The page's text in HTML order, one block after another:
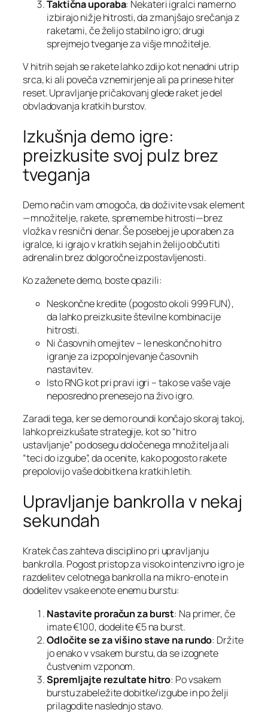
Taktična uporaba: Nekateri igralci namerno
izbirajo nižje hitrosti, da zmanjšajo srečanja z
raketami, če želijo stabilno igro; drugi
sprejmejo tveganje za višje množitelje.
V hitrih sejah se rakete lahko zdijo kot nenadni utrip
srca, ki ali poveča vznemirjenje ali pa prinese hiter
reset. Upravljanje pričakovanj glede raket je del
obvladovanja kratkih burstov.
Izkušnja demo igre:
preizkusite svoj pulz brez
tveganja
Demo način vam omogoča, da doživite vsak element
—množitelje, rakete, spremembe hitrosti—brez
vložka v resnični denar. Še posebej je uporaben za
igralce, ki igrajo v kratkih sejah in želijo občutiti
adrenalin brez dolgoročne izpostavljenosti.
Ko zaženete demo, boste opazili:
Neskončne kredite (pogosto okoli 999 FUN),
da lahko preizkusite številne kombinacije
hitrosti.
Ni časovnih omejitev – le neskončno hitro
igranje za izpopolnjevanje časovnih
nastavitev.
Isto RNG kot pri pravi igri – tako se vaše vaje
neposredno prenesejo na živo igro.
Zaradi tega, ker se demo roundi končajo skoraj takoj,
lahko preizkušate strategije, kot so “hitro
ustavljanje” po dosegu določenega množitelja ali
“teci do izgube”, da ocenite, kako pogosto rakete
prepolovijo vaše dobitke na kratkih letih.
Upravljanje bankrolla v nekaj
sekundah
Kratek čas zahteva disciplino pri upravljanju
bankrolla. Pogost pristop za visoko intenzivno igro je
razdelitev celotnega bankrolla na mikro‑enote in
dodelitev vsake enote enemu burstu:
Nastavite proračun za burst: Na primer, če
imate €100, dodelite €5 na burst.
Odločite se za višino stave na rundo: Držite
jo enako v vsakem burstu, da se izognete
čustvenim vzponom.
Spremljajte rezultate hitro: Po vsakem
burstu zabeležite dobitke/izgube in po želji
prilagodite naslednjo stavo.